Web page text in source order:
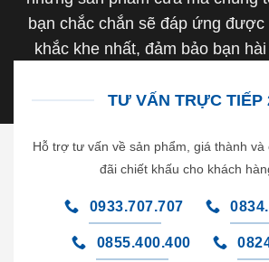
bạn chắc chắn sẽ đáp ứng
khắc khe nhất, đảm bảo bạn
TƯ VẤN TRỰC TIẾP
Hỗ trợ tư vấn về sản phẩm, giá thành
đãi chiết khấu cho khách
0933.707.707
0855.400.400